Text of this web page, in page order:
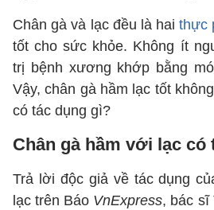
Chân gà và lạc đều là haithực
tốt cho sức khỏe. Không ít
trị bệnh xương khớp bằng
Vậy, chân gà hầm lạc tốt
có tác dụng gì?
Chân gà hầm với lạc có
Trả lời độc giả về tác dụng
lạc trên Báo VnExpress, bác sĩ